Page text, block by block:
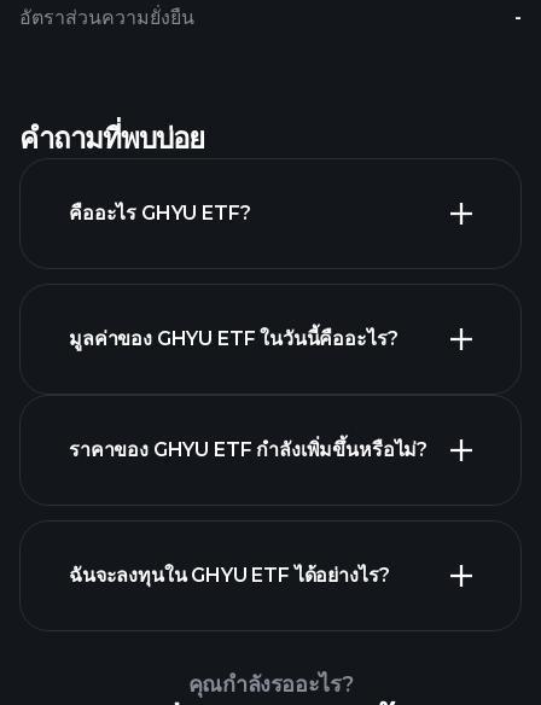
อัตราส่วนความยั่งยืน
-
คำถามที่พบบ่อย
คืออะไร GHYU ETF?
มูลค่าของ GHYU ETF ในวันนี้คืออะไร?
กราฟขั้นสูง
ราคาของ GHYU ETF กำลังเพิ่มขึ้นหรือไม่?
ฉันจะลงทุนใน GHYU ETF ได้อย่างไร?
คุณกำลังรออะไร?